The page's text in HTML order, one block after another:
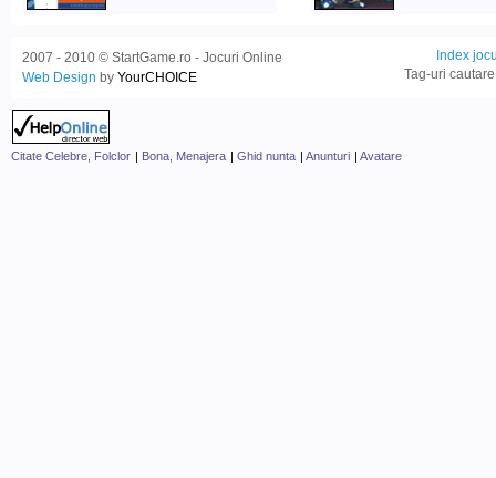
2007 - 2010 © StartGame.ro - Jocuri Online
Web Design by YourCHOICE
Index
Tag-uri
Citate Celebre, Folclor | Bona, Menajera | Ghid nunta | Anunturi | Avatare